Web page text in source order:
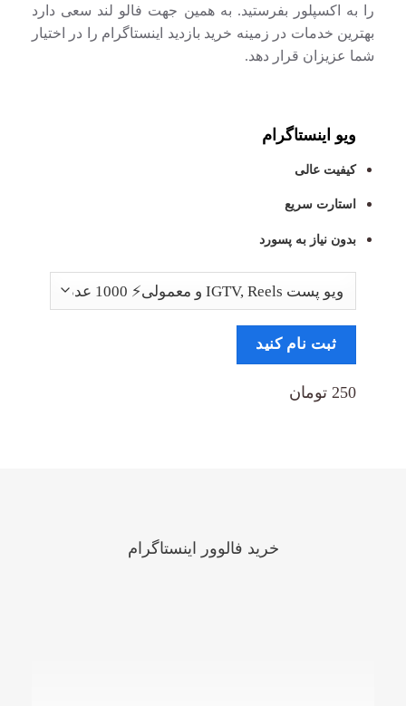
را به اکسپلور بفرستید. به همین جهت فالو لند سعی دارد
بهترین خدمات در زمینه خرید بازدید اینستاگرام را در اختیار
شما عزیزان قرار دهد.
ویو اینستاگرام
کیفیت عالی
استارت سریع
بدون نیاز به پسورد
ثبت نام کنید
250 تومان
خرید فالوور اینستاگرام